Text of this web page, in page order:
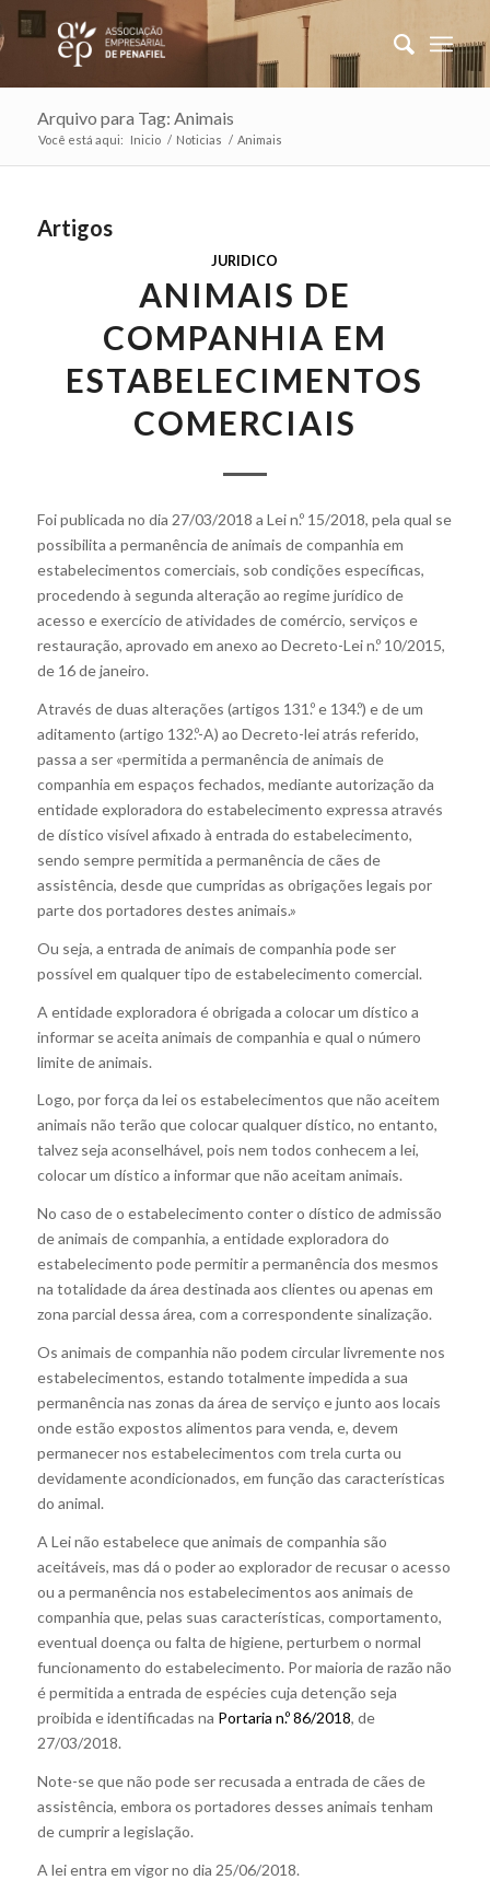
Arquivo para Tag: Animais
Você está aqui: Inicio / Noticias / Animais
Artigos
JURIDICO
ANIMAIS DE
COMPANHIA EM
ESTABELECIMENTOS
COMERCIAIS
Foi publicada no dia 27/03/2018 a Lei n.º 15/2018, pela qual se
possibilita a permanência de animais de companhia em
estabelecimentos comerciais, sob condições específicas,
procedendo à segunda alteração ao regime jurídico de
acesso e exercício de atividades de comércio, serviços e
restauração, aprovado em anexo ao Decreto-Lei n.º 10/2015,
de 16 de janeiro.
Através de duas alterações (artigos 131.º e 134.º) e de um
aditamento (artigo 132.º-A) ao Decreto-lei atrás referido,
passa a ser «permitida a permanência de animais de
companhia em espaços fechados, mediante autorização da
entidade exploradora do estabelecimento expressa através
de dístico visível afixado à entrada do estabelecimento,
sendo sempre permitida a permanência de cães de
assistência, desde que cumpridas as obrigações legais por
parte dos portadores destes animais.»
Ou seja, a entrada de animais de companhia pode ser
possível em qualquer tipo de estabelecimento comercial.
A entidade exploradora é obrigada a colocar um dístico a
informar se aceita animais de companhia e qual o número
limite de animais.
Logo, por força da lei os estabelecimentos que não aceitem
animais não terão que colocar qualquer dístico, no entanto,
talvez seja aconselhável, pois nem todos conhecem a lei,
colocar um dístico a informar que não aceitam animais.
No caso de o estabelecimento conter o dístico de admissão
de animais de companhia, a entidade exploradora do
estabelecimento pode permitir a permanência dos mesmos
na totalidade da área destinada aos clientes ou apenas em
zona parcial dessa área, com a correspondente sinalização.
Os animais de companhia não podem circular livremente nos
estabelecimentos, estando totalmente impedida a sua
permanência nas zonas da área de serviço e junto aos locais
onde estão expostos alimentos para venda, e, devem
permanecer nos estabelecimentos com trela curta ou
devidamente acondicionados, em função das características
do animal.
A Lei não estabelece que animais de companhia são
aceitáveis, mas dá o poder ao explorador de recusar o acesso
ou a permanência nos estabelecimentos aos animais de
companhia que, pelas suas características, comportamento,
eventual doença ou falta de higiene, perturbem o normal
funcionamento do estabelecimento. Por maioria de razão não
é permitida a entrada de espécies cuja detenção seja
proibida e identificadas na Portaria n.º 86/2018, de
27/03/2018.
Note-se que não pode ser recusada a entrada de cães de
assistência, embora os portadores desses animais tenham
de cumprir a legislação.
A lei entra em vigor no dia 25/06/2018.